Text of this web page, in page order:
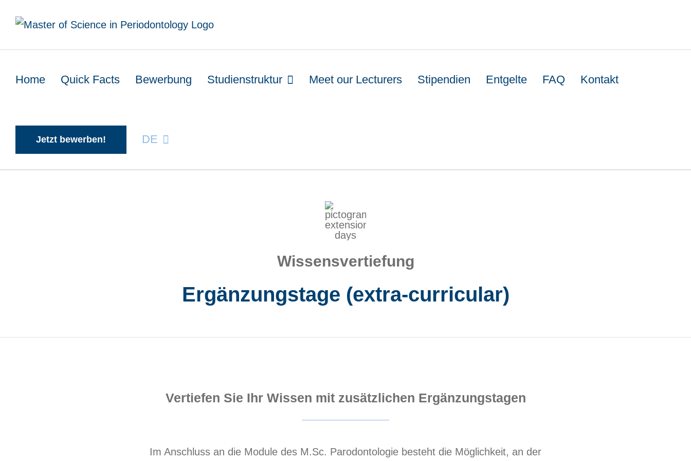
Inhalt
Home Quick Facts Bewerbung Studienstruktur Meet our Lecturers Stipendien Entgelte FAQ Kontakt
Jetzt bewerben! DE
Wissensvertiefung
Ergänzungstage (extra-curricular)
Vertiefen Sie Ihr Wissen mit zusätzlichen Ergänzungstagen
Im Anschluss an die Module des M.Sc. Parodontologie besteht die Möglichkeit, an der